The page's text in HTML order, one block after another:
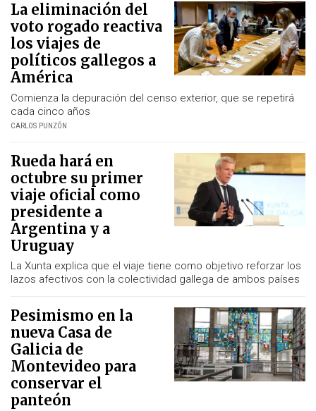
La eliminación del
voto rogado reactiva
los viajes de
políticos gallegos a
América
Comienza la depuración del censo exterior, que se repetirá
cada cinco años
CARLOS PUNZÓN
Rueda hará en
octubre su primer
viaje oficial como
presidente a
Argentina y a
Uruguay
La Xunta explica que el viaje tiene como objetivo reforzar los
lazos afectivos con la colectividad gallega de ambos países
Pesimismo en la
nueva Casa de
Galicia de
Montevideo para
conservar el
panteón